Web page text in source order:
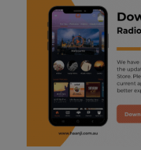
ranjodh singh
punjabi podcast australia
radio haanji updates
punjabi kahani